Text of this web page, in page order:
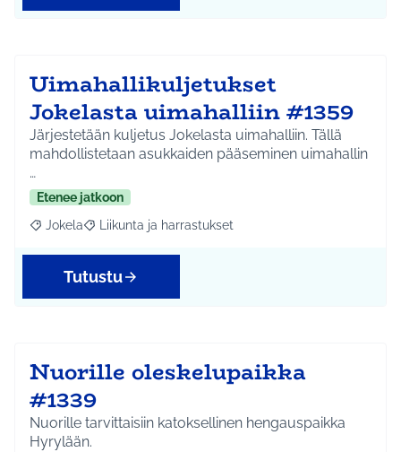
Uimahallikuljetukset
Jokelasta uimahalliin #1359
Järjestetään kuljetus Jokelasta uimahalliin. Tällä
mahdollistetaan asukkaiden pääseminen uimahallin
…
Etenee jatkoon
Rajaa tulokset aihepiirin mukaan: Jokela
Jokela Rajaa tulokset teeman mukaan: Liikunta ja
Liikunta ja harrastukset
Tutustu
Nuorille oleskelupaikka
#1339
Nuorille tarvittaisiin katoksellinen hengauspaikka
Hyrylään.